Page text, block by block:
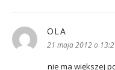
OLA
21 maja 2012 o
nie ma większej